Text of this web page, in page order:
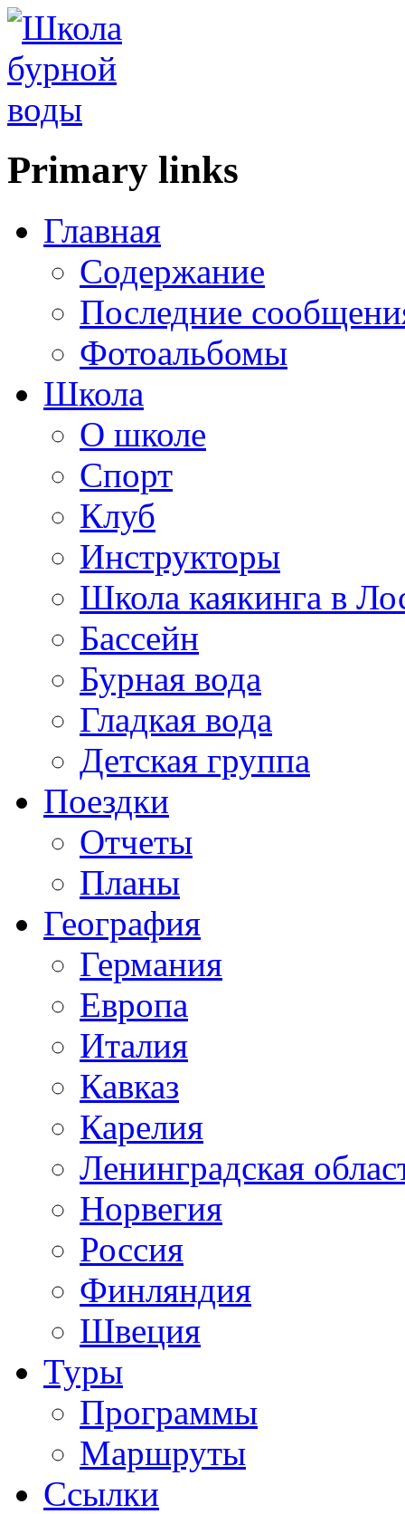
Primary links
Главная
Содержание
Последние
Фотоальбомы
Школа
О школе
Спорт
Клуб
Инструкторы
Школа каякинга в
Бассейн
Бурная вода
Гладкая вода
Детская группа
Поездки
Отчеты
Планы
География
Германия
Европа
Италия
Кавказ
Карелия
Ленинградская
Норвегия
Россия
Финляндия
Швеция
Туры
Программы
Маршруты
Ссылки